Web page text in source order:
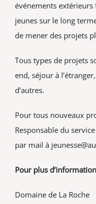
événements extérieurs
jeunes sur le long
de mener des projets
Tous types de projets
end, séjour à
d’autres.
Pour tous nouveaux
Responsable du
par mail à
Pour plus
Domaine de La Roche